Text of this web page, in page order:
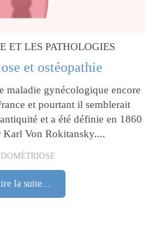
ET LES PATHOLOGIES
et ostéopathie
maladie gynécologique encore
et pourtant il semblerait
et a été définie en 1860
Karl Von Rokitansky....
la suite...